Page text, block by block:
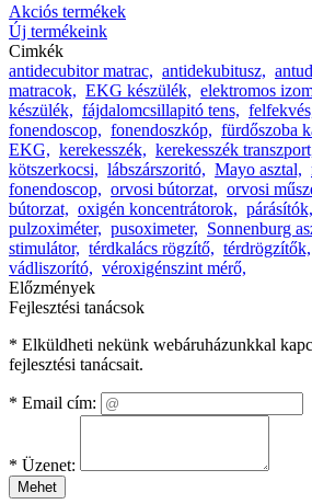
Akciós termékek
Új termékeink
Cimkék
antidecubitor matrac, antidekubitusz,
matracok, EKG készülék, elektromos
készülék, fájdalomcsillapitó tens,
fonendoscop, fonendoszkóp, fürdőszoba
EKG, kerekesszék, kerekesszék
kötszerkocsi, lábszárszoritó, Mayo asztal,
fonendoscop, orvosi bútorzat, orvosi
bútorzat, oxigén koncentrátorok, párásítók,
pulzoximéter, pusoximeter, Sonnenburg
stimulátor, térdkalács rögzítő, térdrögzítők,
vádliszorító, véroxigénszint mérő,
Előzmények
Fejlesztési tanácsok
* Elküldheti nekünk webáruházunkkal
fejlesztési tanácsait.
* Email cím:
* Üzenet:
Mehet